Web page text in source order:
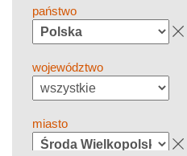
państwo
województwo
miasto